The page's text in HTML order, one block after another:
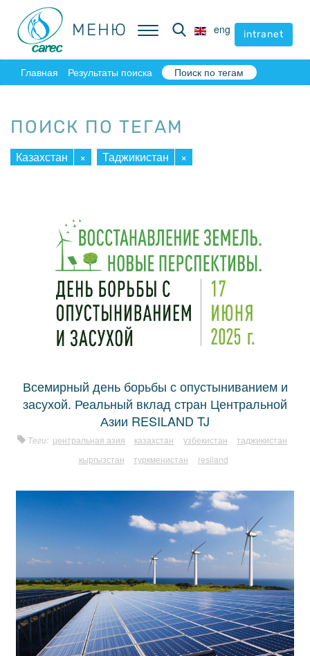
МЕНЮ eng intranet
МЕНЮ eng intranet
Главная Результаты поиска Поиск по тегам
ПОИСК ПО ТЕГАМ
Казахстан × Таджикистан ×
Всемирный день борьбы с опустыниванием и
засухой. Реальный вклад стран Центральной
Азии RESILAND TJ
Теги: центральная азия казахстан узбекистан
таджикистан
кыргызстан
туркменистан resiland